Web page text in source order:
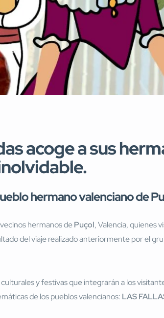
acoge a sus
hermano valenciano de
hermanos dePuçol, Valencia, quienes
del viaje realizado anteriormente por el
y festivas que integrarán a los
de los pueblos valencianos: LAS